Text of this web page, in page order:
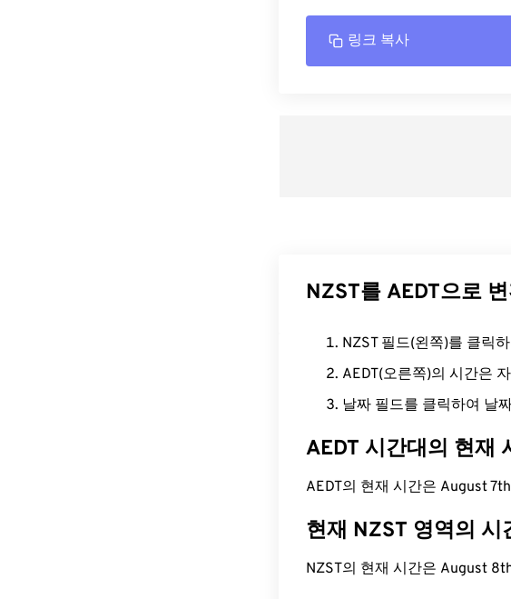
링크 복사
NZST를 AEDT으로
NZST 필드(왼쪽)를 클릭
AEDT(오른쪽)의 시간은
날짜 필드를 클릭하여 날
AEDT 시간대의 현재
AEDT의 현재 시간은 August
현재 NZST 영역의 시
NZST의 현재 시간은 August